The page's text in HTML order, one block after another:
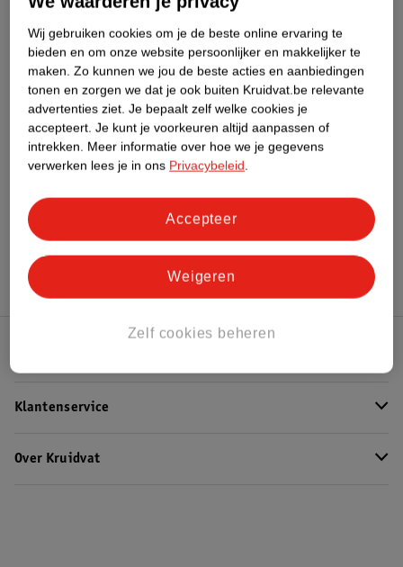
Bestel & Bezorginformatie
Bekijk ook
MeerRobijn Alle Wasverzachter
Hoe controleren wij de reviews?
Klantenservice
Over Kruidvat
Wij gebruiken cookies om je de beste online ervaring te
bieden en om onze website persoonlijker en makkelijker te
maken. Zo kunnen we jou de beste acties en aanbiedingen
tonen en zorgen we dat je ook buiten Kruidvat.be relevante
advertenties ziet. Je bepaalt zelf welke cookies je
accepteert. Je kunt je voorkeuren altijd aanpassen of
intrekken. Meer informatie over hoe we je gegevens
verwerken lees je in ons Privacybeleid.
Zelf cookies beheren
Weigeren
Accepteer